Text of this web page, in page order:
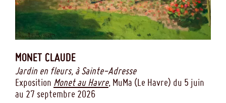
MONET CLAUDE
Jardin en fleurs, à Sainte-Adresse
Exposition Monet au Havre, MuMa (Le Havre) du 5 juin
au 27 septembre 2026